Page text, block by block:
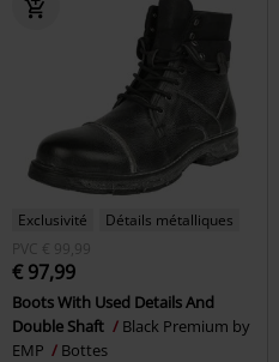
Exclusivité
Détails métalliques
PVC € 99,99
€ 97,99
Boots With Used Details And
Double Shaft
Black Premium by
EMP
Bottes